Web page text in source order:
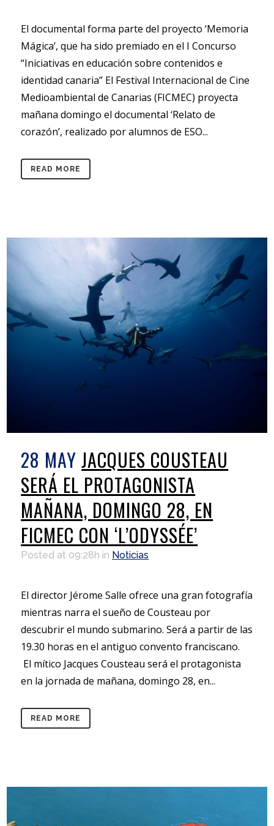
El documental forma parte del proyecto ‘Memoria
Mágica’, que ha sido premiado en el I Concurso
“Iniciativas en educación sobre contenidos e
identidad canaria” El Festival Internacional de Cine
Medioambiental de Canarias (FICMEC) proyecta
mañana domingo el documental ‘Relato de
corazón’, realizado por alumnos de ESO...
READ MORE
28 MAY JACQUES COUSTEAU
SERÁ EL PROTAGONISTA
MAÑANA, DOMINGO 28, EN
FICMEC CON ‘L’ODYSSÉE’
Posted at 09:28h in Noticias
El director Jérome Salle ofrece una gran fotografía
mientras narra el sueño de Cousteau por
descubrir el mundo submarino. Será a partir de las
19.30 horas en el antiguo convento franciscano.
El mítico Jacques Cousteau será el protagonista
en la jornada de mañana, domingo 28, en...
READ MORE